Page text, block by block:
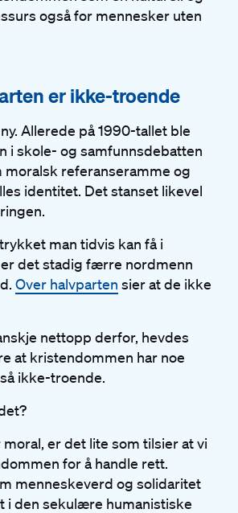
også for mennesker uten
er ikke-troende
Allerede på 1990-tallet ble
i skole- og samfunnsdebatten
moralsk referanseramme og
identitet. Det stanset likevel
man tidvis kan få i
det stadig færre nordmenn
Over halvparten sier at de ikke
nettopp derfor, hevdes
at kristendommen har noe
ikke-troende.
er det lite som tilsier at vi
for å handle rett.
menneskeverd og solidaritet
i den sekulære humanistiske